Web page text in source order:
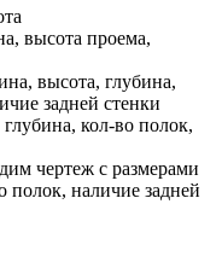
высота проема,
высота, глубина,
задней стенки
кол-во полок,
чертеж с размерами
полок, наличие задней